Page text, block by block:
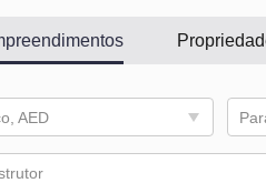
AED